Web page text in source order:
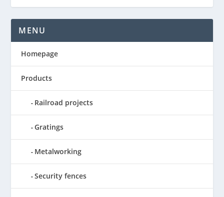
MENU
Homepage
Products
Railroad projects
Gratings
Metalworking
Security fences